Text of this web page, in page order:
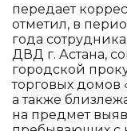
передает
отметил, в
года
ДВД г. Астана,
городской
торговых домов
а также
на предмет